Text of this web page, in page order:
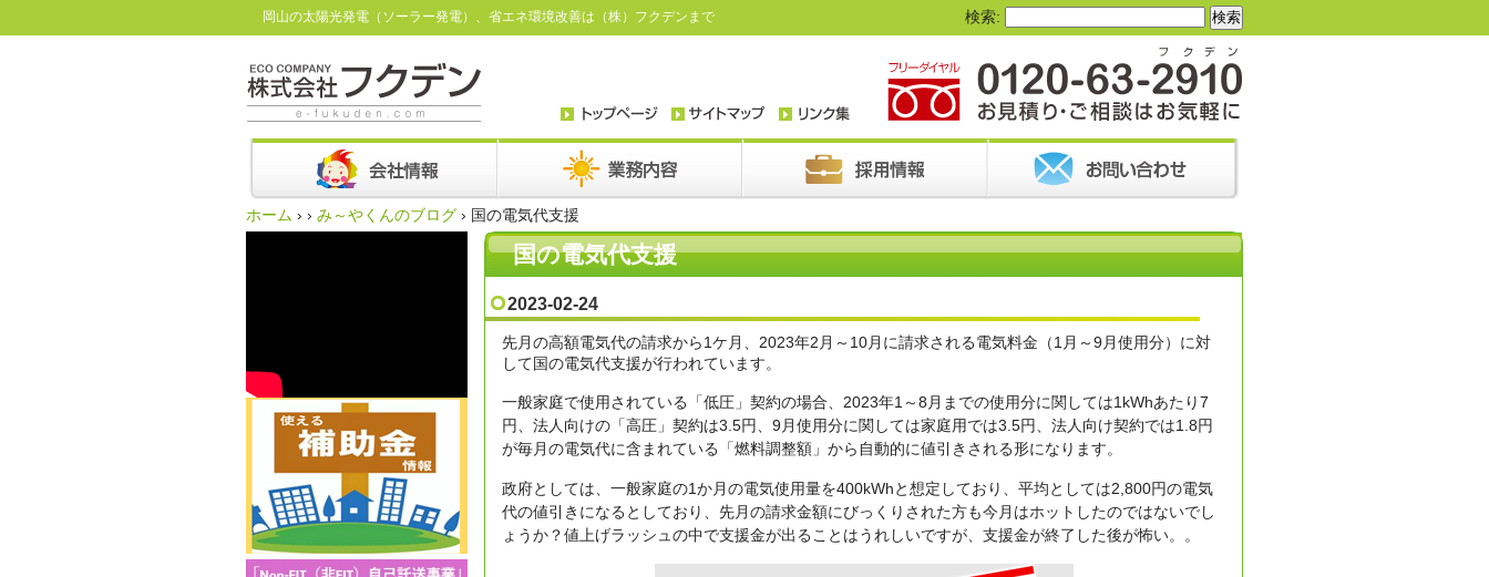
岡山の太陽光発電（ソーラー発電）、省エネ環境改善は（株）フクデンまで 検索:
ホーム › › み～やくんのブログ › 国の電気代支援
国の電気代支援
2023-02-24
先月の高額電気代の請求から1ケ月、2023年2月～10月に請求される電気料金（1月～9月使用分）に対
して国の電気代支援が行われています。
一般家庭で使用されている「低圧」契約の場合、2023年1～8月までの使用分に関しては1kWhあたり7
円、法人向けの「高圧」契約は3.5円、9月使用分に関しては家庭用では3.5円、法人向け契約では1.8円
が毎月の電気代に含まれている「燃料調整額」から自動的に値引きされる形になります。
政府としては、一般家庭の1か月の電気使用量を400kWhと想定しており、平均としては2,800円の電気
代の値引きになるとしており、先月の請求金額にびっくりされた方も今月はホットしたのではないでし
ょうか？値上げラッシュの中で支援金が出ることはうれしいですが、支援金が終了した後が怖い。。